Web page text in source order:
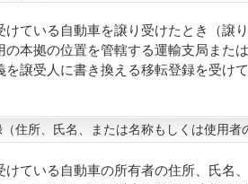
けている自動車を譲り受けたとき（譲
の本拠の位置を管轄する運輸支局また
を譲受人に書き換える移転登録を受け
住所、氏名、または名称もしくは使用者
けている自動車の所有者の住所、氏名